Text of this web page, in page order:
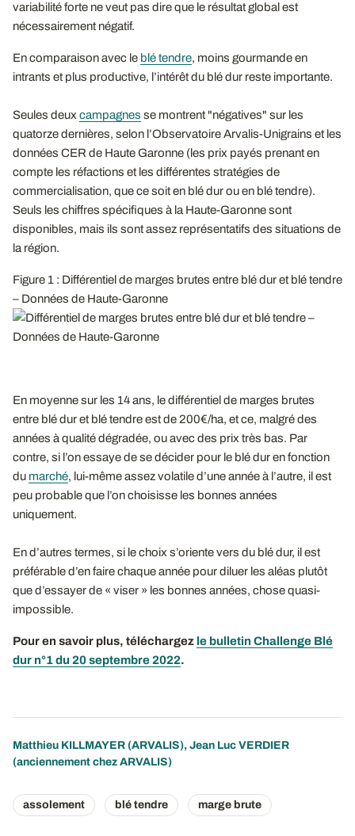
variabilité forte ne veut pas dire que le résultat global est
nécessairement négatif.
En comparaison avec le blé tendre, moins gourmande en
intrants et plus productive, l’intérêt du blé dur reste importante.
Seules deux campagnes se montrent "négatives" sur les
quatorze dernières, selon l’Observatoire Arvalis-Unigrains et les
données CER de Haute Garonne (les prix payés prenant en
compte les réfactions et les différentes stratégies de
commercialisation, que ce soit en blé dur ou en blé tendre).
Seuls les chiffres spécifiques à la Haute-Garonne sont
disponibles, mais ils sont assez représentatifs des situations de
la région.
Figure 1 : Différentiel de marges brutes entre blé dur et blé tendre
– Données de Haute-Garonne
En moyenne sur les 14 ans, le différentiel de marges brutes
entre blé dur et blé tendre est de 200€/ha, et ce, malgré des
années à qualité dégradée, ou avec des prix très bas. Par
contre, si l’on essaye de se décider pour le blé dur en fonction
du marché, lui-même assez volatile d’une année à l’autre, il est
peu probable que l’on choisisse les bonnes années
uniquement.
En d’autres termes, si le choix s’oriente vers du blé dur, il est
préférable d’en faire chaque année pour diluer les aléas plutôt
que d’essayer de « viser » les bonnes années, chose quasi-
impossible.
Pour en savoir plus, téléchargez le bulletin Challenge Blé
dur n°1 du 20 septembre 2022.
Matthieu KILLMAYER (ARVALIS), Jean Luc VERDIER
(anciennement chez ARVALIS)
assolement blé tendre marge brute